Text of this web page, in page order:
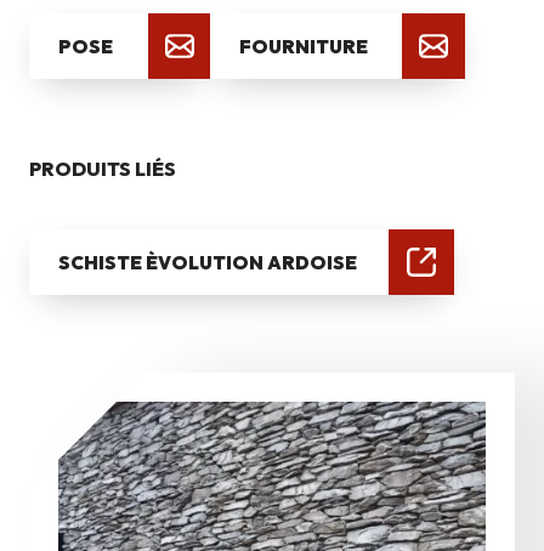
POSE FOURNITURE
PRODUITS LIÉS
SCHISTE ÈVOLUTION ARDOISE